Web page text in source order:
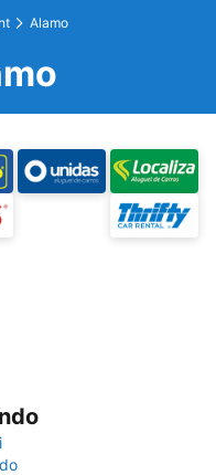
Alamo